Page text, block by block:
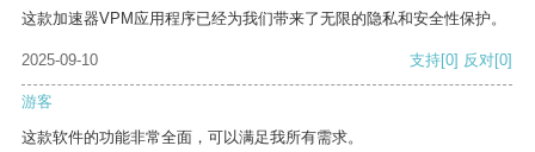
这款加速器VPM应用程序已经为我们带来了无限的隐私和安全性保护。
2025-09-10 支持[0] 反对[0]
游客
这款软件的功能非常全面，可以满足我所有需求。